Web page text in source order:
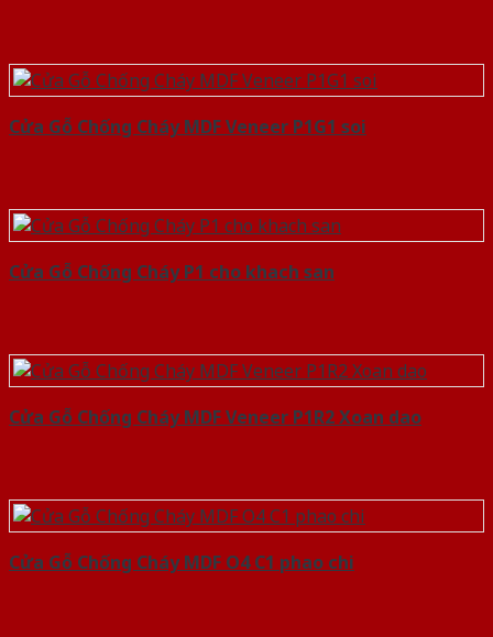
Cửa Gỗ Chống Cháy MDF Veneer P1G1 soi
Cửa Gỗ Chống Cháy P1 cho khach san
Cửa Gỗ Chống Cháy MDF Veneer P1R2 Xoan dao
Cửa Gỗ Chống Cháy MDF O4 C1 phao chi